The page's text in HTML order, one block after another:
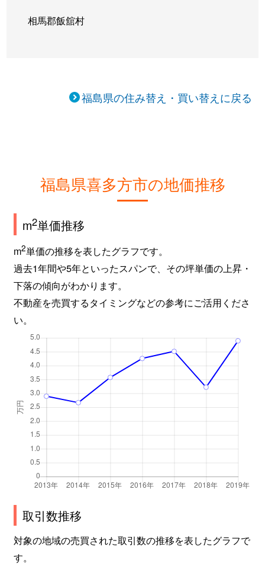
相馬郡飯舘村
福島県の住み替え・買い替えに戻る
福島県喜多方市の地価推移
m2単価推移
m2単価の推移を表したグラフです。
過去1年間や5年といったスパンで、その坪単価の上昇・
下落の傾向がわかります。
不動産を売買するタイミングなどの参考にご活用くださ
い。
取引数推移
対象の地域の売買された取引数の推移を表したグラフで
す。